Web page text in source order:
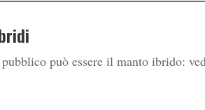
può essere il manto ibrido: